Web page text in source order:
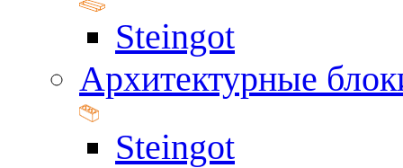
Steingot
Архитектурные
Steingot